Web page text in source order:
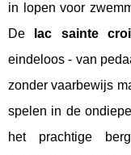
in lopen voor
De
lac sainte
eindeloos - van
zonder vaarbewijs
spelen in de
het prachtige